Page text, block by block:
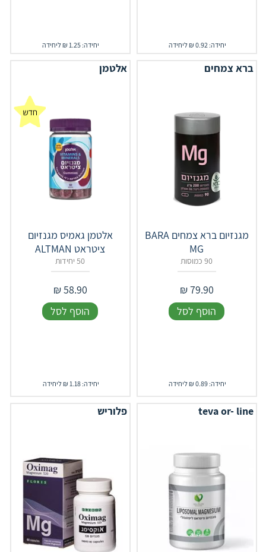
יחידה: 0.92 ₪ ליחידה יחידה: 1.25 ₪ ליחידה
ברא צמחים
מגנזיום ברא צמחים BARA
MG
90 כמוסות
79.90
₪
הוסף לסל
יחידה: 0.89 ₪ ליחידה
אלטמן
אלטמן גאמיס מגנזיום
ציטראט ALTMAN
50 יחידות
58.90
₪
הוסף לסל
יחידה: 1.18 ₪ ליחידה
teva or- line פלוריש